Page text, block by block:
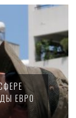
ЕВРО